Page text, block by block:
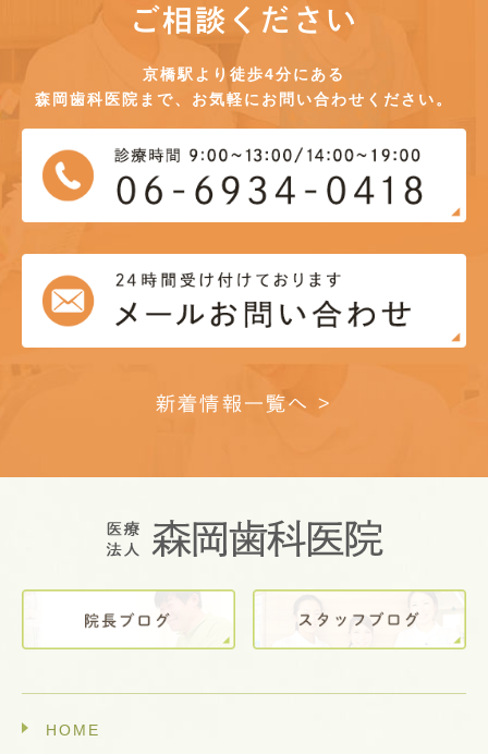
ご相談ください
京橋駅より徒歩4分にある
森岡歯科医院まで、お気軽にお問い合わせください。
新着情報一覧へ >
HOME